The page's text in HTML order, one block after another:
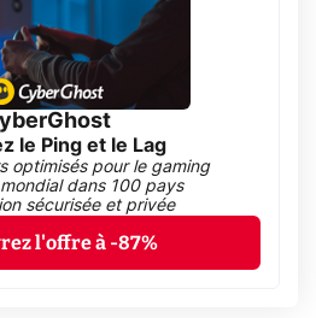
le Ping et le Lag
optimisés pour le gaming
dans 100 pays
sécurisée et privée
l'offre à -87%